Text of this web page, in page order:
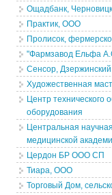
Ощадбанк,
Практик, ООО
Пролисок,
"Фармзавод Ельфа
Сенсор,
Художественная
Центр
оборудования
Центральная
медицинской
Цердон БР ООО СП
Тиара, ООО
Торговый Дом,